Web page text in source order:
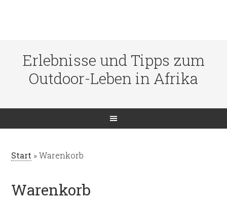
Erlebnisse und Tipps zum
Outdoor-Leben in Afrika
Start »Warenkorb
Warenkorb